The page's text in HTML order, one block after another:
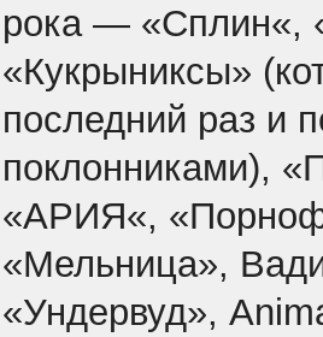
рока — «Сплин«,
«Кукрыниксы»
последний раз и
поклонниками),
«АРИЯ«,
«Мельница»,
«Ундервуд»,